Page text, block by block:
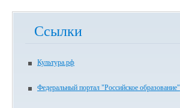
Ссылки
Культура.рф
Федеральный портал "Российское образование"